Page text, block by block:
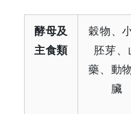
酵母及
主食類
穀物、
胚芽、
藥、動
臟